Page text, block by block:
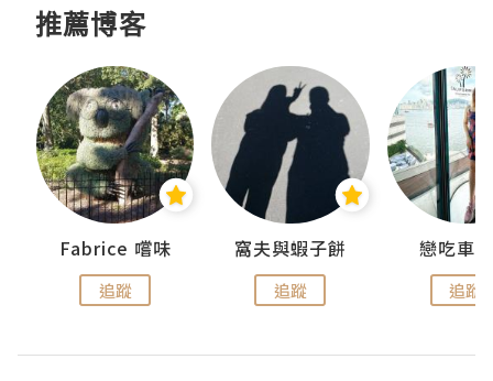
推薦博客
Fabrice 嚐味
追蹤
窩夫與蝦子餅
追蹤
戀吃車
追蹤